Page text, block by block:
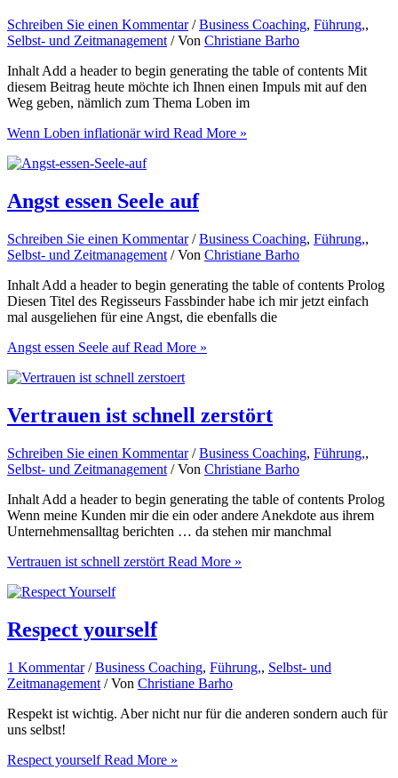
Schreiben Sie einen Kommentar /Business Coaching, Führung,,
Selbst- und Zeitmanagement / Von Christiane Barho
Inhalt Add a header to begin generating the table of contents Mit
diesem Beitrag heute möchte ich Ihnen einen Impuls mit auf den
Weg geben, nämlich zum Thema Loben im
Wenn Loben inflationär wird Read More »
Angst essen Seele auf
Schreiben Sie einen Kommentar /Business Coaching, Führung,,
Selbst- und Zeitmanagement / Von Christiane Barho
Inhalt Add a header to begin generating the table of contents Prolog
Diesen Titel des Regisseurs Fassbinder habe ich mir jetzt einfach
mal ausgeliehen für eine Angst, die ebenfalls die
Angst essen Seele aufRead More »
Vertrauen ist schnell zerstört
Schreiben Sie einen Kommentar /Business Coaching, Führung,,
Selbst- und Zeitmanagement / Von Christiane Barho
Inhalt Add a header to begin generating the table of contents Prolog
Wenn meine Kunden mir die ein oder andere Anekdote aus ihrem
Unternehmensalltag berichten … da stehen mir manchmal
Vertrauen ist schnell zerstört Read More »
Respect yourself
1 Kommentar /Business Coaching, Führung,, Selbst- und
Zeitmanagement / Von Christiane Barho
Respekt ist wichtig. Aber nicht nur für die anderen sondern auch für
uns selbst!
Respect yourselfRead More »